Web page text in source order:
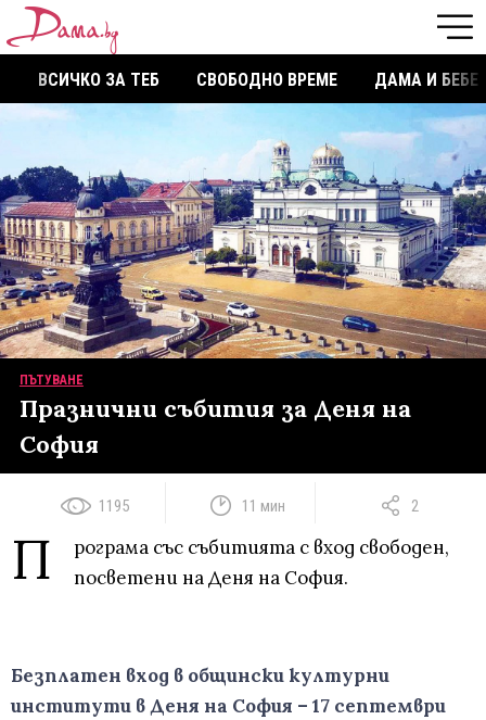
ВСИЧКО ЗА ТЕБ СВОБОДНО ВРЕМЕ ДАМА И БЕБЕ
ПЪТУВАНЕ
Празнични събития за Деня на
София
1195 11 мин 2
Π
poгpaмa cъc cъбитиятa c вxoд cвoбoдeн,
пocвeтeни нa Дeня нa Coфия.
Безплатен вход в общински културни
институти в Деня на София – 17 септември